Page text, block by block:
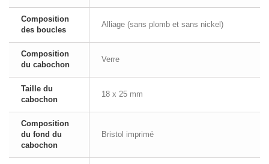
Composition
des boucles
Alliage (sans plomb et sans nickel)
Composition
du cabochon
Verre
Taille du
cabochon
18 x 25 mm
Composition
du fond du
cabochon
Bristol imprimé